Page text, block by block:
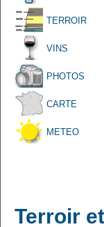
TERROIR
VINS
PHOTOS
CARTE
METEO
Terroir